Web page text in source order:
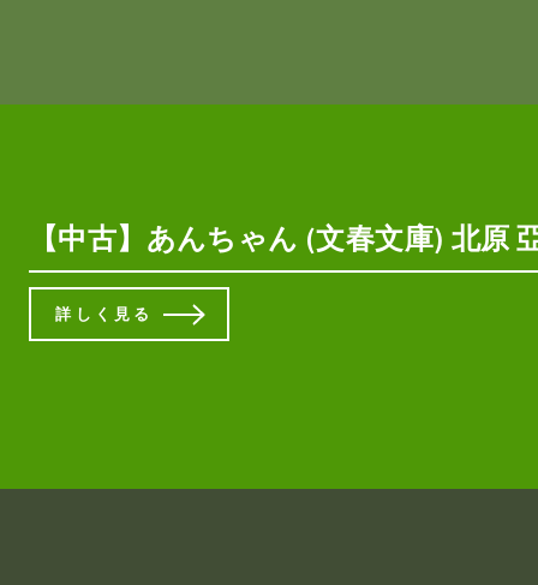
【中古】あんちゃん (文春文庫) 北原
詳しく見る